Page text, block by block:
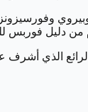
دليل فوربس
الذي أشرف